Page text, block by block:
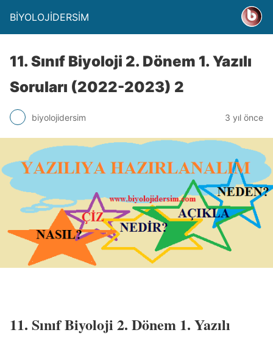
BİYOLOJİDERSİM
11. Sınıf Biyoloji 2. Dönem 1. Yazılı
Soruları (2022-2023) 2
biyolojidersim 3 yıl önce
11. Sınıf Biyoloji 2. Dönem 1. Yazılı